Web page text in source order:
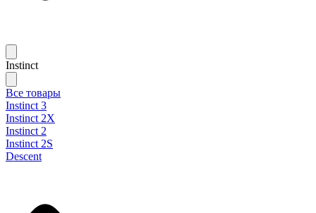
Instinct
Все товары
Instinct 3
Instinct 2X
Instinct 2
Instinct 2S
Descent